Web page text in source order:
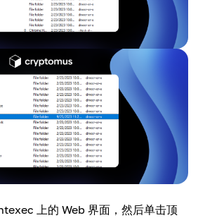
上的 Web 界面，然后单击顶